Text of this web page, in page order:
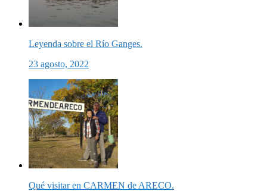
Leyenda sobre el Río Ganges.
23 agosto, 2022
Qué visitar en CARMEN de ARECO.